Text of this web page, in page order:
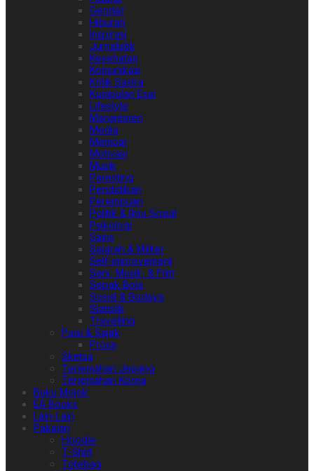
Gender
Hiburan
Inspirasi
Jurnalistik
Kesehatan
Komunikasi
Kritik Sastra
Kumpulan Esai
Lifestyle
Manajemen
Media
Memoar
Motivasi
Musik
Parenting
Pendidikan
Perempuan
Politik & Ilmu Sosial
Psikologi
Sains
Sejarah & Militer
Self-improvement
Seni, Musik, & Film
Sepak Bola
Sosial & Budaya
Statistik
Travelling
Puisi & Sajak
Prosa
Sketsa
Terjemahan Jepang
Terjemahan Korea
Buku Mojok
EA Books
Lain-Lain
Pakaian
Hoodie
T-Shirt
Totebag